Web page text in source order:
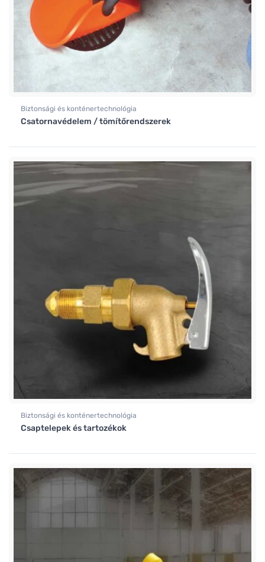
Biztonsági és konténertechnológia
Csatornavédelem / tömítőrendszerek
Biztonsági és konténertechnológia
Csaptelepek és tartozékok